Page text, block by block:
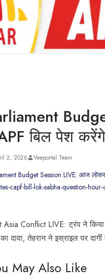
बिल पेश
2, 2026 Veeportal Team
Budget Session LIVE: आज
capf-bill-lok-sabha-question-
Asia Conflict LIVE: ट्रंप ने किया
दावा, तेहरान ने इस्राइल पर
May Also Like